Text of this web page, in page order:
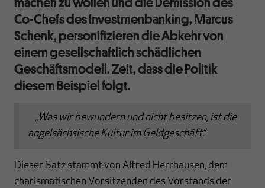
Co-Chefs des Investmenbanking, Marcus
Schenk, personifizieren die Abkehr von
einem gesellschaftlich schädlichen
Geschäftsmodell. Zeit, dass die Politik
diesem Beispiel folgt.
„Was wir bewundern und nicht besitzen, ist die
angelsächsische Kultur im Geldgeschäft.“
Dieser Satz stammt von Alfred Herrhausen, dem
charismatischen Vorsitzenden des Vorstands der